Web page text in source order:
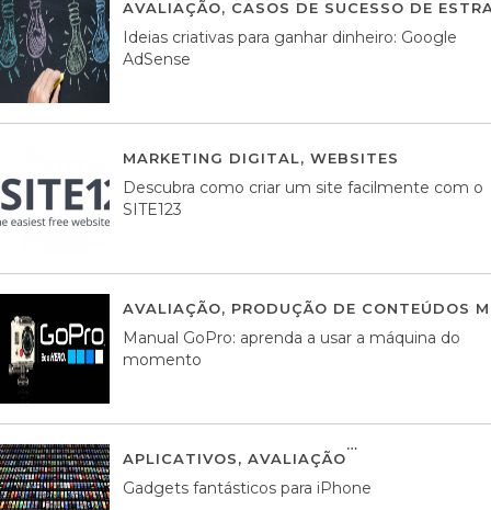
AVALIAÇÃO, CASOS DE SUCESSO DE
Ideias criativas para ganhar dinheiro: Google
AdSense
MARKETING DIGITAL, WEBSITES
Descubra como criar um site facilmente com o
SITE123
AVALIAÇÃO, PRODUÇÃO DE CONTEÚDOS
Manual GoPro: aprenda a usar a máquina do
momento
APLICATIVOS, AVALIAÇÃO
Gadgets fantásticos para iPhone